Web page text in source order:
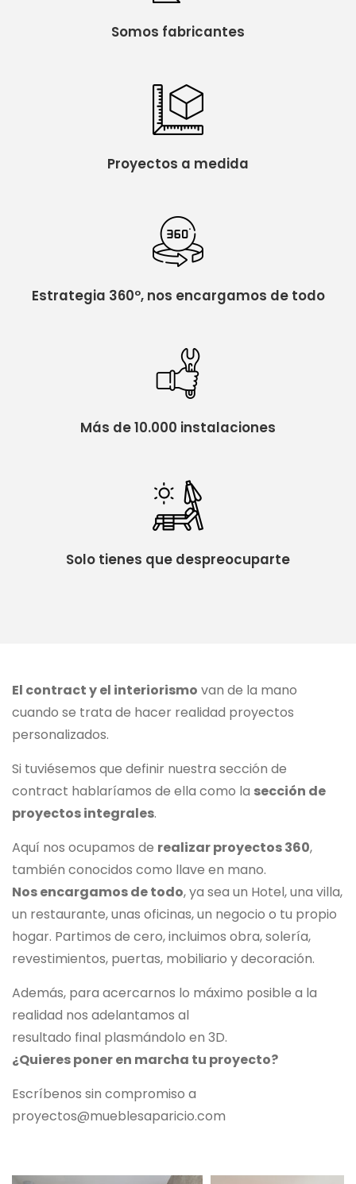
Somos fabricantes
Proyectos a medida
Estrategia 360º, nos encargamos de todo
Más de 10.000 instalaciones
Solo tienes que despreocuparte
El contract y el interiorismo van de la mano
cuando se trata de hacer realidad proyectos
personalizados.
Si tuviésemos que definir nuestra sección de
contract hablaríamos de ella como la sección de
proyectos integrales.
Aquí nos ocupamos de realizar proyectos 360,
también conocidos como llave en mano.
Nos encargamos de todo, ya sea un Hotel, una villa,
un restaurante, unas oficinas, un negocio o tu propio
hogar. Partimos de cero, incluimos obra, solería,
revestimientos, puertas, mobiliario y decoración.
Además, para acercarnos lo máximo posible a la
realidad nos adelantamos al
resultado final plasmándolo en 3D.
¿Quieres poner en marcha tu proyecto?
Escríbenos sin compromiso a
proyectos@mueblesaparicio.com